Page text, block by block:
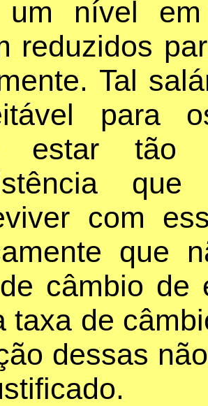
um nível
reduzidos
Tal
para
estar tão
com
que
câmbio de
taxa de
dessas